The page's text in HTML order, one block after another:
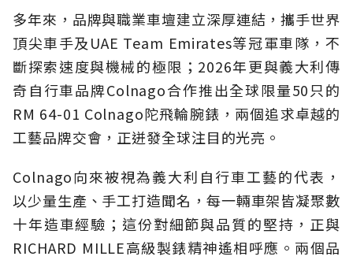
多年來，品牌與職業車壇建立深厚連結，攜手世界
頂尖車手及UAE Team Emirates等冠軍車隊，不
斷探索速度與機械的極限；2026年更與義大利傳
奇自行車品牌Colnago合作推出全球限量50只的
RM 64-01 Colnago陀飛輪腕錶，兩個追求卓越的
工藝品牌交會，正迸發全球注目的光亮。
Colnago向來被視為義大利自行車工藝的代表，
以少量生產、手工打造聞名，每一輛車架皆凝聚數
十年造車經驗；這份對細節與品質的堅持，正與
RICHARD MILLE高級製錶精神遙相呼應。兩個品